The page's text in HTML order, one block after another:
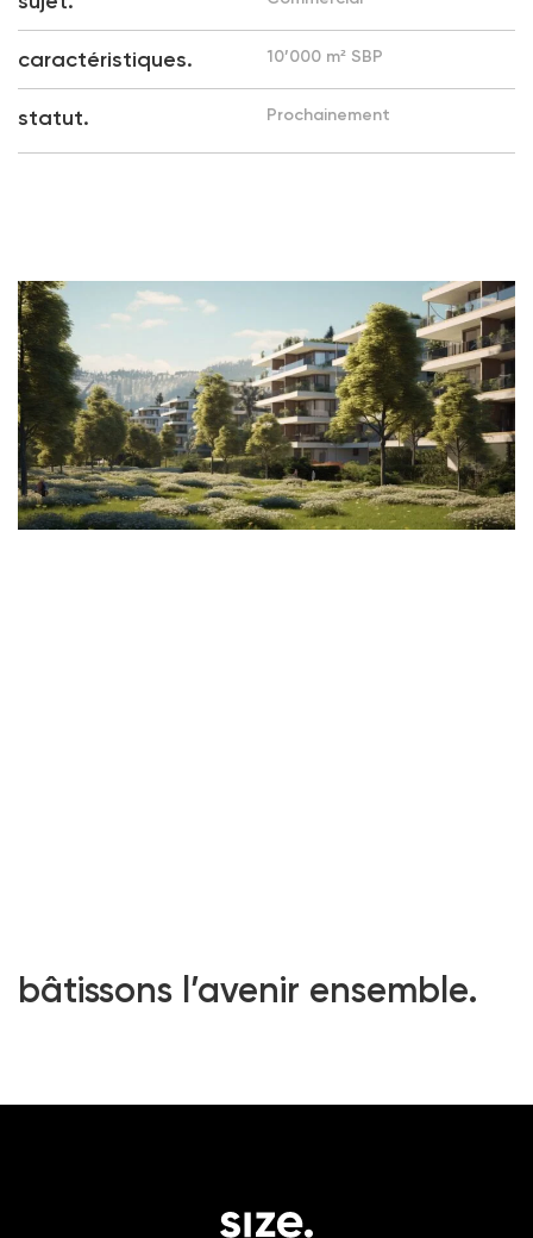
caractéristiques. 10’000 m² SBP
statut. Prochainement
bâtissons l’avenir ensemble.